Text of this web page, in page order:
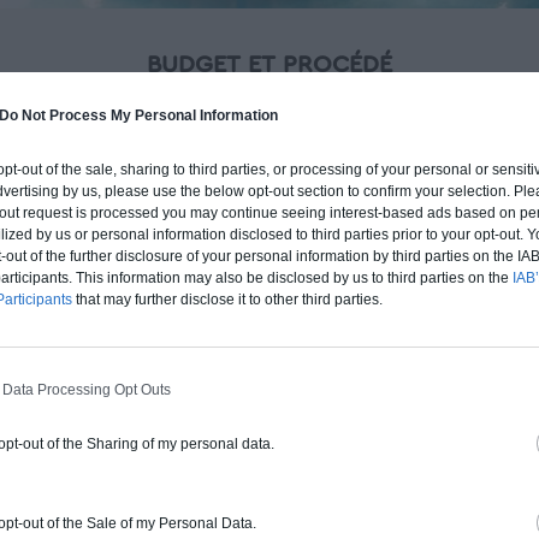
Do Not Process My Personal Information
out of the sale, sharing to third parties, or processing of your personal or
by us, please use the below opt-out section to confirm your selection.
request is processed you may continue seeing interest-based ads based on
by us or personal information disclosed to third parties prior to your opt-out.
of the further disclosure of your personal information by third parties on the
This information may also be disclosed by us to third parties on the
that may further disclose it to other third parties.
Processing Opt Outs
out of the Sharing of my personal data.
out of the Sale of my Personal Data.
BUDGET ET PROCÉDÉ
un chiffrage estimatif pour la construction de cette
type de livraison souhaité : auto-construction, clos
d'air) ou clé en main.
Auto-construction Clos couvert Clé en main
normes standards. Construction en
gamme. Le prix "clé en main" inclut le gros
peinture, sols...), mais exclut piscine, jardin